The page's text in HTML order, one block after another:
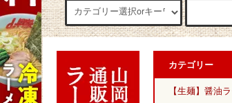
カテゴリー
【生麺】醤油